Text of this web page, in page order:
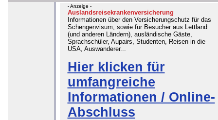
- Anzeige -
Auslandsreisekrankenversicherung
Informationen über den Versicherungschutz für das
Schengenvisum, sowie für Besucher aus Lettland
(und anderen Ländern), ausländische Gäste,
Sprachschüler, Aupairs, Studenten, Reisen in die
USA, Auswanderer...
Hier klicken für
umfangreiche
Informationen / Online-
Abschluss